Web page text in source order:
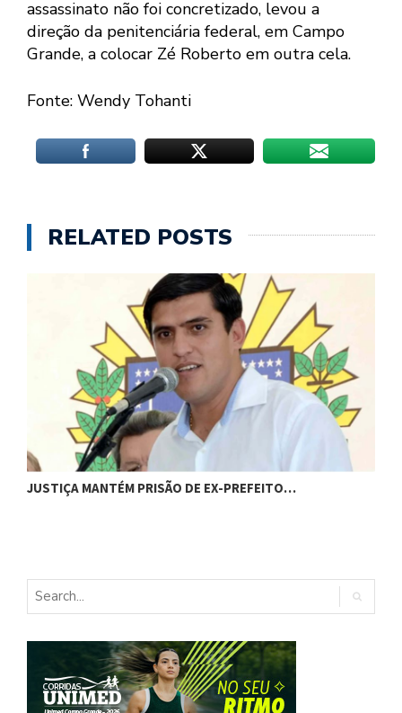
assassinato não foi concretizado, levou a
direção da penitenciária federal, em Campo
Grande, a colocar Zé Roberto em outra cela.
Fonte: Wendy Tohanti
RELATED POSTS
JUSTIÇA MANTÉM PRISÃO DE EX-PREFEITO…